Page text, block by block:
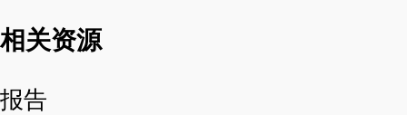
相关资源
报告